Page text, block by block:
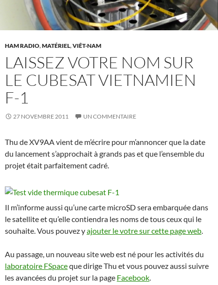
HAM RADIO,MATÉRIEL,VIÊT-NAM
LAISSEZ VOTRE NOM SUR
LE CUBESAT VIETNAMIEN
F-1
27 NOVEMBRE 2011 UN COMMENTAIRE
Thu de XV9AA vient de m’écrire pour m’annoncer que la date
du lancement s’approchait à grands pas et que l’ensemble du
projet était parfaitement cadré.
Il m’informe aussi qu’une carte microSD sera embarquée dans
le satellite et qu’elle contiendra les noms de tous ceux qui le
souhaite. Vous pouvez yajouter le votre sur cette page web.
Au passage, un nouveau site web est né pour les activités du
laboratoire FSpaceque dirige Thu et vous pouvez aussi suivre
les avancées du projet sur la page Facebook.